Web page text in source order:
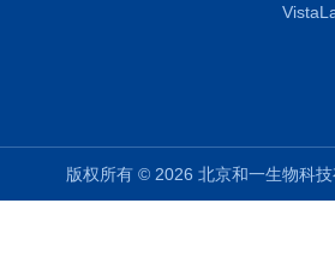
版权所有 © 2026 北京和一生物